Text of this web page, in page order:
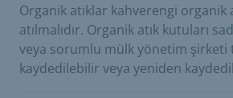
Organik atıklar kahverengi organik
atılmalıdır. Organik atık kutuları
veya sorumlu mülk yönetim şirketi
kaydedilebilir veya yeniden